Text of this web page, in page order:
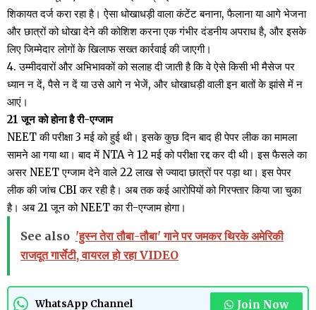
शिकायत दर्ज करा रहा है। ऐसा धोखाधड़ी वाला कंटेंट बनाना, फैलाना या आगे भेजना
और छात्रों को धोखा देने की कोशिश करना एक गंभीर दंडनीय अपराध है, और इसके
लिए जिम्मेदार लोगों के खिलाफ सख्त कार्रवाई की जाएगी।
4. उम्मीदवारों और अभिभावकों को सलाह दी जाती है कि वे ऐसे किसी भी मैसेज पर
ध्यान न दें, पैसे न दें या उसे आगे न भेजें, और धोखाधड़ी वाली इन बातों के झांसे में न
आएं।
21 जून को होना है री-एग्जाम
NEET की परीक्षा 3 मई को हुई थी। इसके कुछ दिन बाद ही पेपर लीक का मामला
सामने आ गया था। बाद में NTA ने 12 मई को परीक्षा रद्द कर दी थी। इस फैसले का
असर NEET एग्जाम देने वाले 22 लाख से ज्यादा छात्रों पर पड़ा था। इस पेपर
लीक की जांच CBI कर रही है। अब तक कई आरोपियों को गिरफ्तार किया जा चुका
है। अब 21 जून को NEET का री-एग्जाम होगा।
See also 'हुस्न तेरा तौबा-तौबा' गाने पर जमकर थिरके अमेरिकी
राजदूत गार्सेटी, वायरल हो रहा VIDEO
WhatsApp Channel Join Now